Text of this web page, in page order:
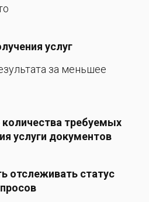
услуг
за меньшее
требуемых
услуги документов
отслеживать статус